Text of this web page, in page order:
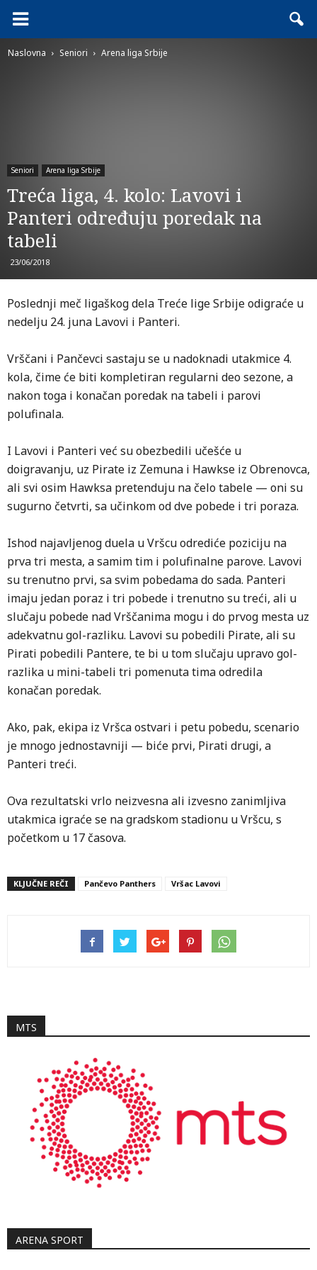
Naslovna Seniori Arena liga Srbije
Seniori Arena liga Srbije
Treća liga, 4. kolo: Lavovi i
Panteri određuju poredak na
tabeli
23/06/2018
Poslednji meč ligaškog dela Treće lige Srbije odigraće u
nedelju 24. juna Lavovi i Panteri.
Vrščani i Pančevci sastaju se u nadoknadi utakmice 4.
kola, čime će biti kompletiran regularni deo sezone, a
nakon toga i konačan poredak na tabeli i parovi
polufinala.
I Lavovi i Panteri već su obezbedili učešće u
doigravanju, uz Pirate iz Zemuna i Hawkse iz Obrenovca,
ali svi osim Hawksa pretenduju na čelo tabele — oni su
sugurno četvrti, sa učinkom od dve pobede i tri poraza.
Ishod najavljenog duela u Vršcu odrediće poziciju na
prva tri mesta, a samim tim i polufinalne parove. Lavovi
su trenutno prvi, sa svim pobedama do sada. Panteri
imaju jedan poraz i tri pobede i trenutno su treći, ali u
slučaju pobede nad Vrščanima mogu i do prvog mesta uz
adekvatnu gol-razliku. Lavovi su pobedili Pirate, ali su
Pirati pobedili Pantere, te bi u tom slučaju upravo gol-
razlika u mini-tabeli tri pomenuta tima odredila
konačan poredak.
Ako, pak, ekipa iz Vršca ostvari i petu pobedu, scenario
je mnogo jednostavniji — biće prvi, Pirati drugi, a
Panteri treći.
Ova rezultatski vrlo neizvesna ali izvesno zanimljiva
utakmica igraće se na gradskom stadionu u Vršcu, s
početkom u 17 časova.
KLJUČNE REČI Pančevo Panthers Vršac Lavovi
MTS
ARENA SPORT